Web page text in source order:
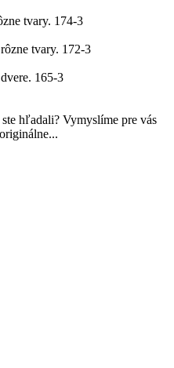
tvary. 174-3
tvary. 172-3
165-3
hľadali? Vymyslíme pre vás